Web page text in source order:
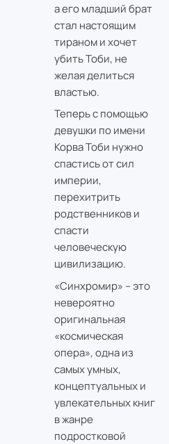
а его младший брат
стал настоящим
тираном и хочет
убить Тоби, не
желая делиться
властью.
Теперь с помощью
девушки по имени
Корва Тоби нужно
спастись от сил
империи,
перехитрить
родственников и
спасти
человеческую
цивилизацию.
«Синхромир» – это
невероятно
оригинальная
«космическая
опера», одна из
самых умных,
концептуальных и
увлекательных книг
в жанре
подростковой